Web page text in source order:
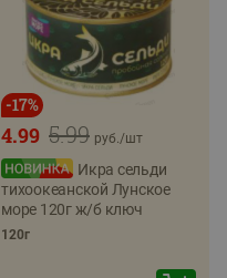
-17%
5.99
4.99 руб./шт
Икра сельди
тихоокеанской Лунское
море 120г ж/б ключ
120г